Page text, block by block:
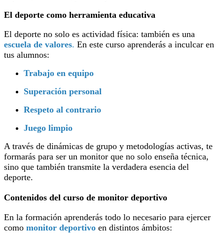
El deporte como herramienta educativa
El deporte no solo es actividad física: también es una
escuela de valores. En este curso aprenderás a inculcar en
tus alumnos:
Trabajo en equipo
Superación personal
Respeto al contrario
Juego limpio
A través de dinámicas de grupo y metodologías activas, te
formarás para ser un monitor que no solo enseña técnica,
sino que también transmite la verdadera esencia del
deporte.
Contenidos del curso de monitor deportivo
En la formación aprenderás todo lo necesario para ejercer
como monitor deportivo en distintos ámbitos: